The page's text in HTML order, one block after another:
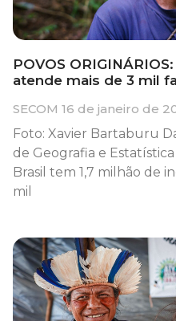
POVOS
atende mais de 3 mil
SECOM 16 de janeiro de
Foto: Xavier Bartaburu
de Geografia e
Brasil tem 1,7 milhão de
mil